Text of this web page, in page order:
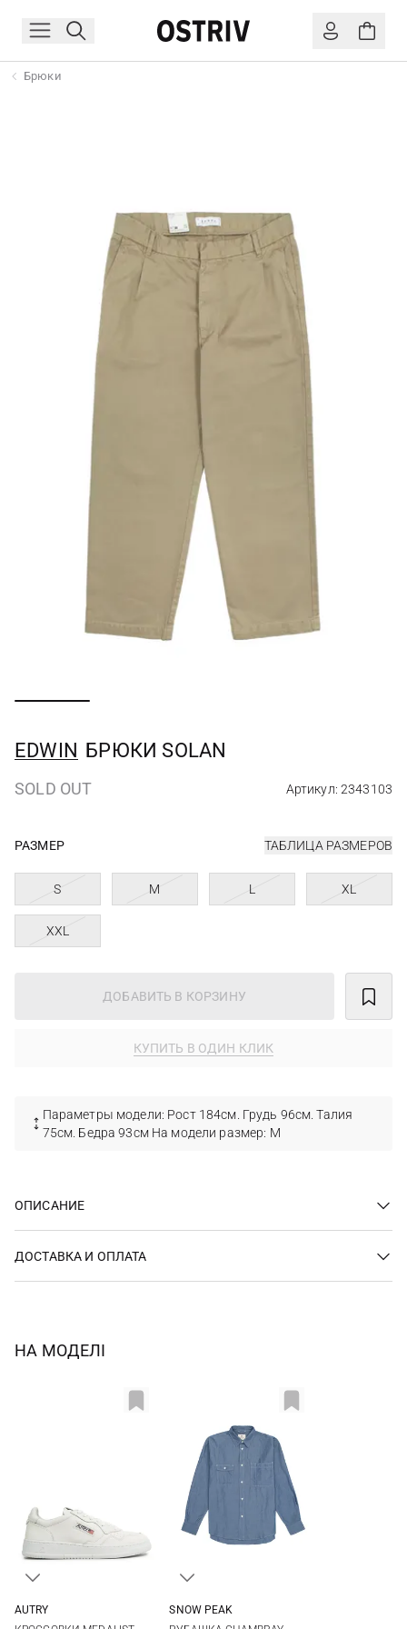
Брюки
EDWIN БРЮКИ SOLAN
SOLD OUT Артикул: 2343103
РАЗМЕР ТАБЛИЦА РАЗМЕРОВ
S M L XL
XXL
ДОБАВИТЬ В КОРЗИНУ
КУПИТЬ В ОДИН КЛИК
Параметры модели: Рост 184см. Грудь 96см. Талия
75см. Бедра 93см На модели размер: M
ОПИСАНИЕ
ДОСТАВКА И ОПЛАТА
НА МОДЕЛІ
AUTRY
SNOW PEAK